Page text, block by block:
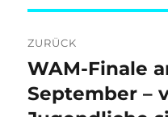
ZURÜCK
Vorheriger
Beitrag:
WAM-Finale
September –